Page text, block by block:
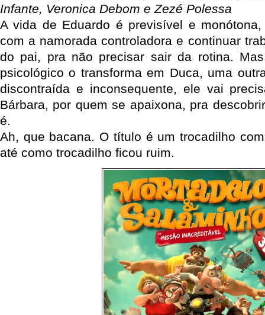
Infante, Veronica Debom e Zezé Polessa
A vida de Eduardo é previsível e
com a namorada controladora e continuar
do pai, pra não precisar sair da rotina.
psicológico o transforma em Duca, uma
discontraída e inconsequente, ele vai
Bárbara, por quem se apaixona, pra
é.
Ah, que bacana. O título é um trocadilho
até como trocadilho ficou ruim.